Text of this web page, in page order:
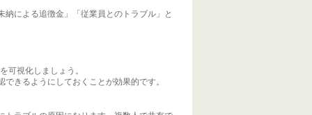
による追徴金」「従業員とのトラブル」と
可視化しましょう。
きるようにしておくことが効果的です。